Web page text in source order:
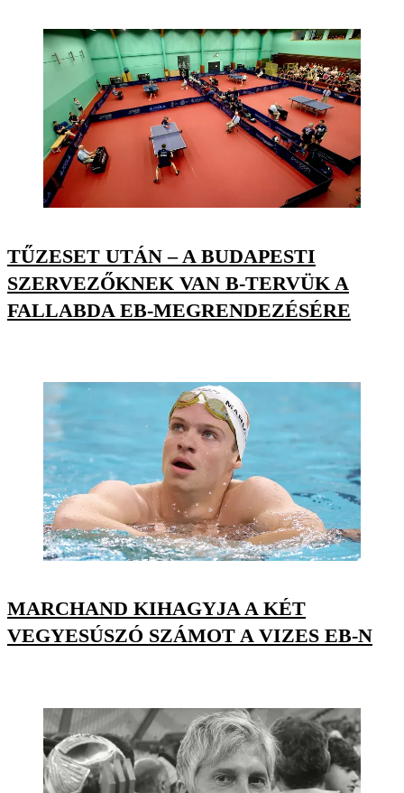
TŰZESET UTÁN – A BUDAPESTI
SZERVEZŐKNEK VAN B-TERVÜK A
FALLABDA EB-MEGRENDEZÉSÉRE
MARCHAND KIHAGYJA A KÉT
VEGYESÚSZÓ SZÁMOT A VIZES EB-N